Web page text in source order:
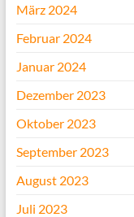
März 2024
Februar 2024
Januar 2024
Dezember 2023
Oktober 2023
September 2023
August 2023
Juli 2023